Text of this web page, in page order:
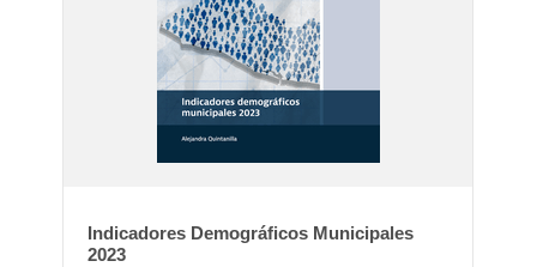
Indicadores Demográficos Municipales
2023